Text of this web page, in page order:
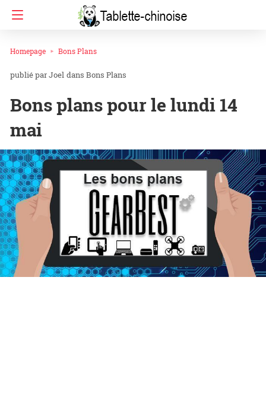
Homepage Bons Plans
Joel dans Bons Plans
Bons plans pour le lundi 14
mai